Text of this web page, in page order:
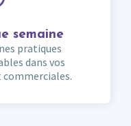
semaine
pratiques
dans vos